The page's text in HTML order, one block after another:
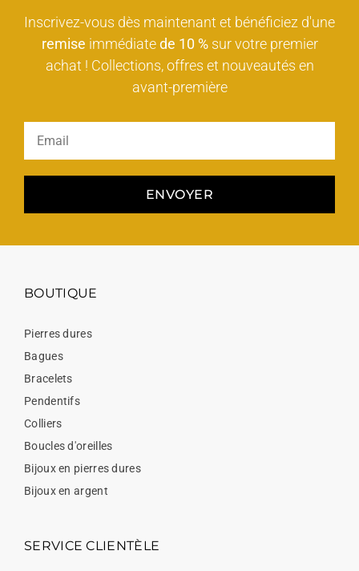
Inscrivez-vous dès maintenant et bénéficiez d'une
remise immédiatede 10 %sur votre premier
achat ! Collections, offres et nouveautés en
avant-première
ENVOYER
BOUTIQUE
Pierres dures
Bagues
Bracelets
Pendentifs
Colliers
Boucles d'oreilles
Bijoux en pierres dures
Bijoux en argent
SERVICE CLIENTÈLE